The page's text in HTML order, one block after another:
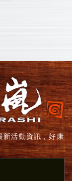
新活動資訊，好康